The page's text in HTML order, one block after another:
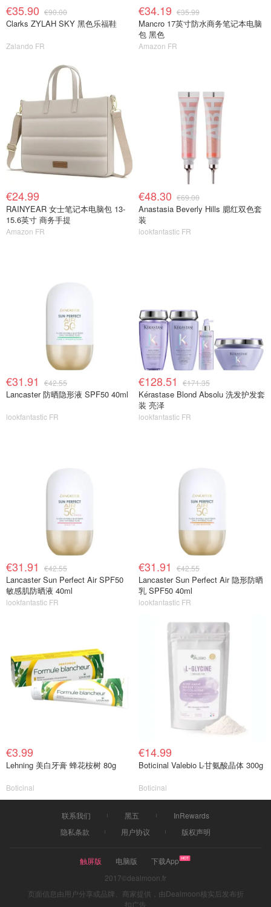
€35.90 €90.00
Clarks ZYLAH SKY 黑色乐福鞋
Zalando FR
€34.19 €35.99
Mancro 17英寸防水商务笔记本电脑
包 黑色
Amazon FR
€24.99
RAINYEAR 女士笔记本电脑包 13-
15.6英寸 商务手提
Amazon FR
€48.30 €69.00
Anastasia Beverly Hills 腮红双色套
装
lookfantastic FR
€31.91 €42.55
Lancaster 防晒隐形液 SPF50 40ml
lookfantastic FR
€128.51 €171.35
Kérastase Blond Absolu 洗发护发套
装 亮泽
lookfantastic FR
€31.91 €42.55
Lancaster Sun Perfect Air SPF50
敏感肌防晒液 40ml
lookfantastic FR
€31.91 €42.55
Lancaster Sun Perfect Air 隐形防晒
乳 SPF50 40ml
lookfantastic FR
€3.99
Lehning 美白牙膏 蜂花桉树 80g
Boticinal
€14.99
Boticinal Valebio L-甘氨酸晶体 300g
Boticinal
联系我们 黑五
InRewards
隐私条款
用户协议 版权声明
触屏版 电脑版
下载App
2017©dealmoon.fr
页面信息由用户分享或品牌、商家提供，由Dealmoon核实后发布折
扣广告